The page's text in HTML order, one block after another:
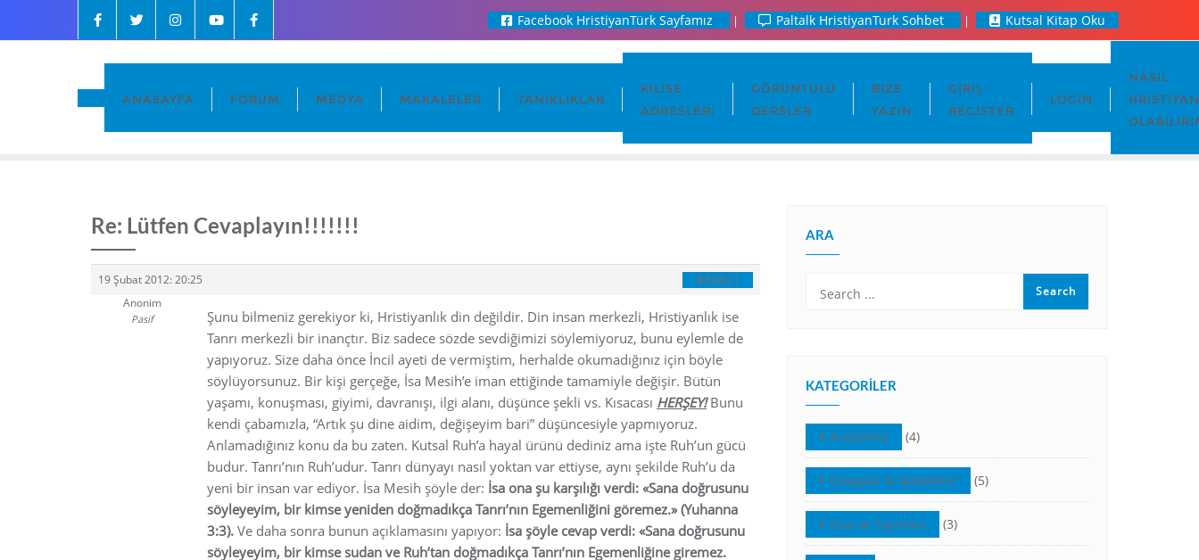
Facebook HristiyanTürk Sayfamız Paltalk HristiyanTurk Sohbet Kutsal Kitap Oku
ANASAYFA FORUM MEDYA MAKALELER TANIKLIKLAR
KILISE
ADRESLERI
GÖRÜNTÜLÜ
DERSLER
BIZE
YAZIN
GIRIŞ –
REGISTER
LOGIN
NASIL
HRISTIYAN
Re: Lütfen Cevaplayın!!!!!!!
19 Şubat 2012: 20:25 #36821
Anonim
Pasif
Şunu bilmeniz gerekiyor ki, Hristiyanlık din değildir. Din insan merkezli, Hristiyanlık ise
Tanrı merkezli bir inançtır. Biz sadece sözde sevdiğimizi söylemiyoruz, bunu eylemle de
yapıyoruz. Size daha önce İncil ayeti de vermiştim, herhalde okumadığınız için böyle
söylüyorsunuz. Bir kişi gerçeğe, İsa Mesih’e iman ettiğinde tamamiyle değişir. Bütün
yaşamı, konuşması, giyimi, davranışı, ilgi alanı, düşünce şekli vs. Kısacası HERŞEY!Bunu
kendi çabamızla, “Artık şu dine aidim, değişeyim bari” düşüncesiyle yapmıyoruz.
Anlamadığınız konu da bu zaten. Kutsal Ruh’a hayal ürünü dediniz ama işte Ruh’un gücü
budur. Tanrı’nın Ruh’udur. Tanrı dünyayı nasıl yoktan var ettiyse, aynı şekilde Ruh’u da
yeni bir insan var ediyor. İsa Mesih şöyle der: İsa ona şu karşılığı verdi: «Sana doğrusunu
söyleyeyim, bir kimse yeniden doğmadıkça Tanrı’nın Egemenliğini göremez.» (Yuhanna
3:3). Ve daha sonra bunun açıklamasını yapıyor: İsa şöyle cevap verdi: «Sana doğrusunu
söyleyeyim, bir kimse sudan ve Ruh’tan doğmadıkça Tanrı’nın Egemenliğine giremez.
ARA
KATEGORILER
Araştırma (4)
Cevaplar & Makaleler (5)
Dua ve Tapınma (3)